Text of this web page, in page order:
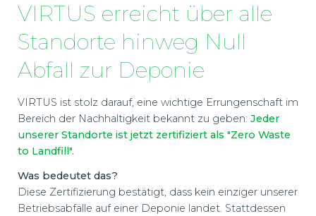
VIRTUS erreicht über alle
Standorte hinweg Null
Abfall zur Deponie
VIRTUS ist stolz darauf, eine wichtige Errungenschaft im
Bereich der Nachhaltigkeit bekannt zu geben: Jeder
unserer Standorte ist jetzt zertifiziert als "Zero Waste
to Landfill".
Was bedeutet das?
Diese Zertifizierung bestätigt, dass kein einziger unserer
Betriebsabfälle auf einer Deponie landet. Stattdessen